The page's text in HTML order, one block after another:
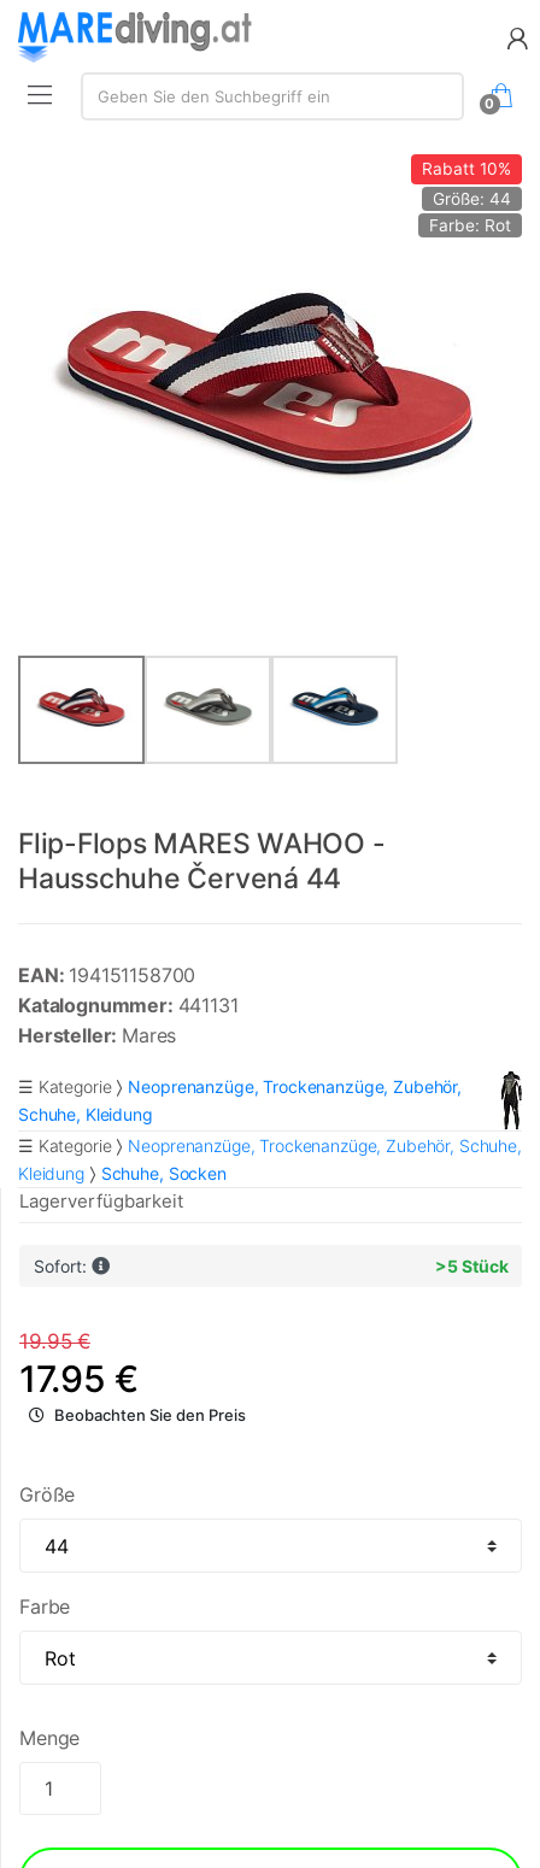
Suchen:
Geben Sie den Suchbegriff ein
0
Rabatt10%
Größe: 44
Farbe: Rot
Flip-Flops MARES WAHOO -
Hausschuhe Červená 44
EAN: 194151158700
Katalognummer: 441131
Hersteller: Mares
☰ Kategorie
Neoprenanzüge, Trockenanzüge, Zubehör,
Schuhe, Kleidung
☰ Kategorie
Neoprenanzüge, Trockenanzüge, Zubehör, Schuhe,
Kleidung
Schuhe, Socken
Lagerverfügbarkeit
Sofort: >5 Stück
19.95 €
17.95 €
Beobachten Sie den Preis
Größe
Farbe
Menge